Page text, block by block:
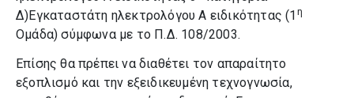
Δ)Εγκαταστάτη ηλεκτρολόγου Α ειδικότητας (1 η
Ομάδα) σύμφωνα με το Π.Δ. 108/2003.
Επίσης θα πρέπει να διαθέτει τον απαραίτητο
εξοπλισμό και την εξειδικευμένη τεχνογνωσία,